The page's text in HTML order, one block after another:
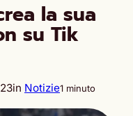
la sua
su Tik
in Notizie1 minuto